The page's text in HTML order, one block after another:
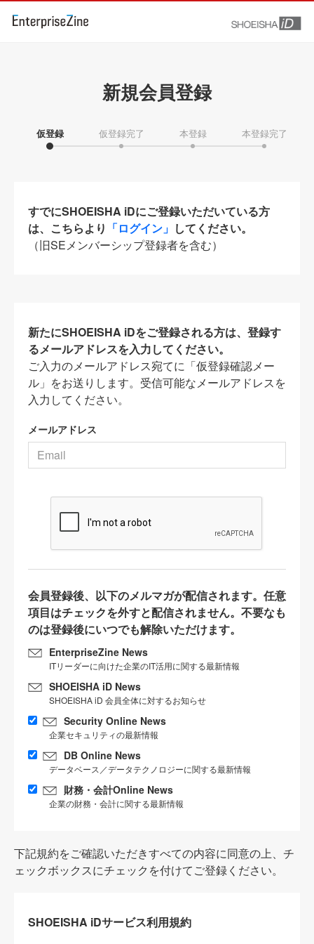
新規会員登録
仮登録 仮登録完了 本登録 本登録完了
すでにSHOEISHA iDにご登録いただいている方
は、こちらより 「ログイン」 してください。
（旧SEメンバーシップ登録者を含む）
新たにSHOEISHA iDをご登録される方は、登録す
るメールアドレスを入力してください。
ご入力のメールアドレス宛てに「仮登録確認メー
ル」をお送りします。受信可能なメールアドレスを
入力してください。
メールアドレス
会員登録後、以下のメルマガが配信されます。任意
項目はチェックを外すと配信されません。不要なも
のは登録後にいつでも解除いただけます。
EnterpriseZine News
ITリーダーに向けた企業のIT活用に関する最新情報
SHOEISHA iD News
SHOEISHA iD 会員全体に対するお知らせ
Security Online News
企業セキュリティの最新情報
DB Online News
データベース／データテクノロジーに関する最新情報
財務・会計Online News
企業の財務・会計に関する最新情報
下記規約をご確認いただきすべての内容に同意の上、チ
ェックボックスにチェックを付けてご登録ください。
SHOEISHA iDサービス利用規約